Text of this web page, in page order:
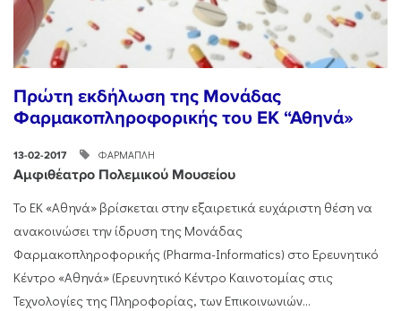
Πρώτη εκδήλωση της Μονάδας
Φαρμακοπληροφορικής του ΕΚ “Αθηνά»
13-02-2017 ΦΑΡΜΑΠΛΗ
Αμφιθέατρο Πολεμικού Μουσείου
Το ΕΚ «Αθηνά» βρίσκεται στην εξαιρετικά ευχάριστη θέση να
ανακοινώσει την ίδρυση της Μονάδας
Φαρμακοπληροφορικής (Pharma-Informatics) στο Ερευνητικό
Κέντρο «Αθηνά» (Ερευνητικό Κέντρο Καινοτομίας στις
Τεχνολογίες της Πληροφορίας, των Επικοινωνιών...